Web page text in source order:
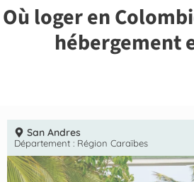
Où loger en
hébergement
San Andres
Département : Région Caraïbes